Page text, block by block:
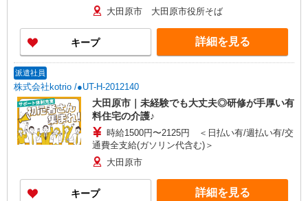
大田原市 大田原市役所そば
キープ 詳細を見る
派遣社員
株式会社kotrio /●UT-H-2012140
大田原市｜未経験でも大丈夫◎研修が手厚い有
料住宅の介護♪
時給1500円〜2125円 ＜日払い有/週払い有/交
通費全支給(ガソリン代含む)＞
大田原市
キープ 詳細を見る